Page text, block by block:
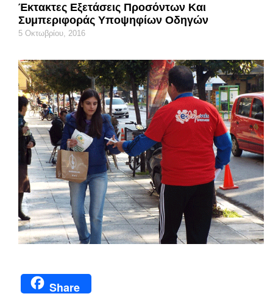
Έκτακτες Εξετάσεις Προσόντων Και
Συμπεριφοράς Υποψηφίων Οδηγών
5 Οκτωβρίου, 2016
Share